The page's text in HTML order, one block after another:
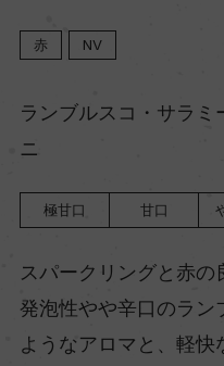
赤 NV
ランブルスコ・サラ
ニ
極甘口 甘口
スパークリングと赤
発泡性やや辛口のラン
ようなアロマと、軽